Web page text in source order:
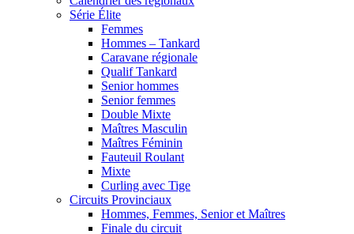
Série Élite
Femmes
Hommes – Tankard
Caravane régionale
Qualif Tankard
Senior hommes
Senior femmes
Double Mixte
Maîtres Masculin
Maîtres Féminin
Fauteuil Roulant
Mixte
Curling avec Tige
Circuits Provinciaux
Hommes, Femmes, Senior et Maîtres
Finale du circuit